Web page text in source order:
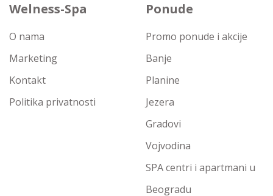
Welness-Spa
O nama
Marketing
Kontakt
Politika privatnosti
Ponude
Promo ponude i akcije
Banje
Planine
Jezera
Gradovi
Vojvodina
SPA centri i apartmani u
Beogradu